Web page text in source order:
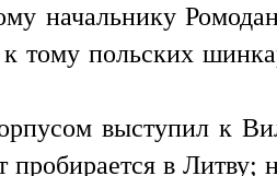
начальнику
тому польских
выступил к
пробирается в